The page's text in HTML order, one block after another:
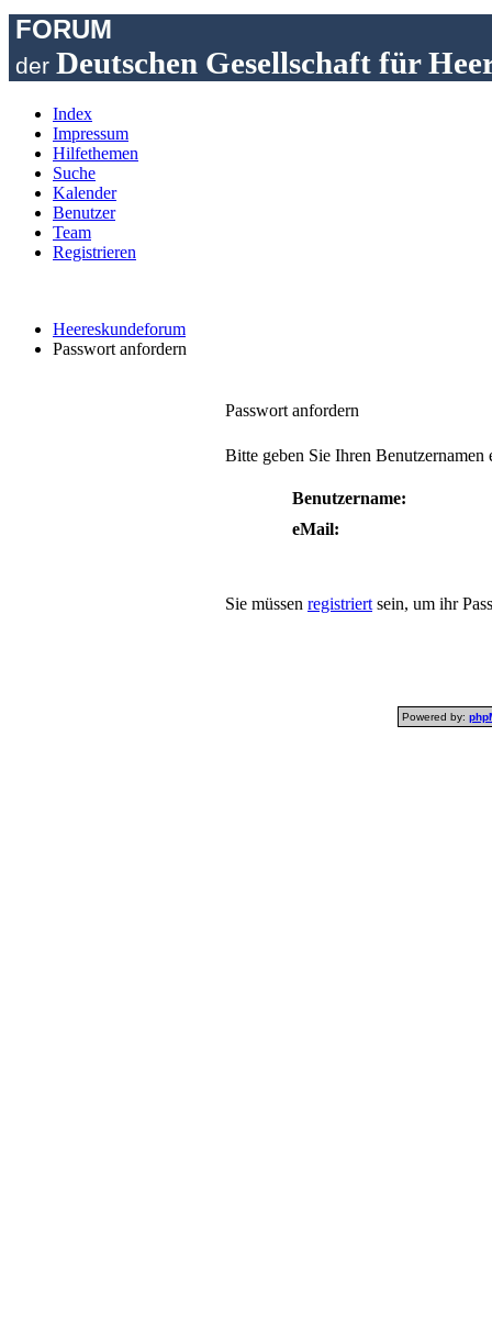
FORUM
der Deutschen Gesellschaft für
Index
Impressum
Hilfethemen
Suche
Kalender
Benutzer
Team
Registrieren
Heereskundeforum
Passwort anfordern
Passwort anfordern
Bitte geben Sie Ihren Benutzernamen
Benutzername:
eMail:
Sie müssen registriert sein, um ihr
Powered by: